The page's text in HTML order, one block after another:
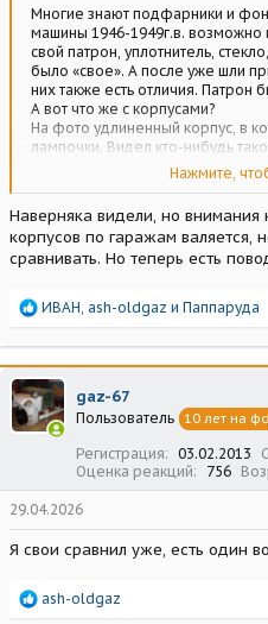
Многие знают подфарники и
машины 1946-1949г.в. возможно
свой патрон, уплотнитель,
было «свое». А после уже шли
них также есть отличия. Патрон
А вот что же с корпусами?
На фото удлиненный корпус, в
лампочки. Видел кто-нибудь
Посмотреть вложение 234803
Нажмите,
Наверняка видели, но внимания
корпусов по гаражам валяется,
сравнивать. Но теперь есть
Р
а
к
ц
и
и
ИВАН ash-oldgaz и Паппаруда
gaz-67
Пользователь 10 лет на
Регистрация 03.02.2013
Оценка реакций
756
29.04.2026
Я свои сравнил уже, есть один
Р
ash-oldgaz